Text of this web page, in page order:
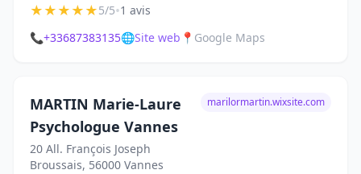
★★★★★5/5•1 avis
📞+33687383135🌐Site web 📍 Google Maps
MARTIN Marie-Laure
Psychologue Vannes
20 All. François Joseph
Broussais, 56000 Vannes
marilormartin.wixsite.com